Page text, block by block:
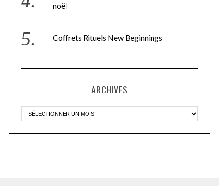
noël
Coffrets Rituels New Beginnings
ARCHIVES